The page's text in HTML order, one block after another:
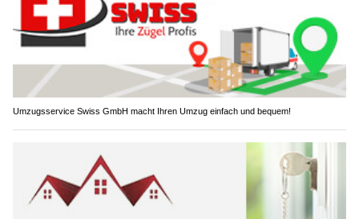
Umzugsservice Swiss GmbH macht Ihren Umzug einfach und bequem!